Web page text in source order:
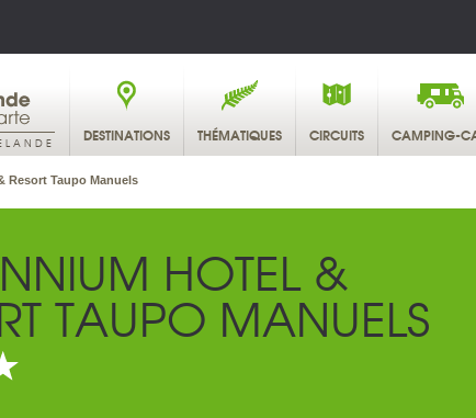
DESTINATIONS THÉMATIQUES CIRCUITS CAMPING-
Resort Taupo Manuels
HOTEL &
TAUPO MANUELS